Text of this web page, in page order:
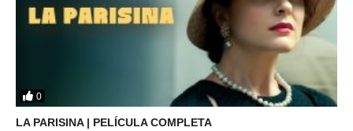
0
LA PARISINA | PELÍCULA COMPLETA